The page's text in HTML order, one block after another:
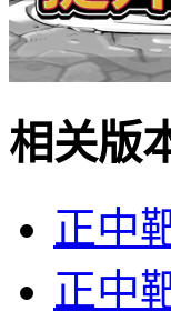
相关版
正中
正中